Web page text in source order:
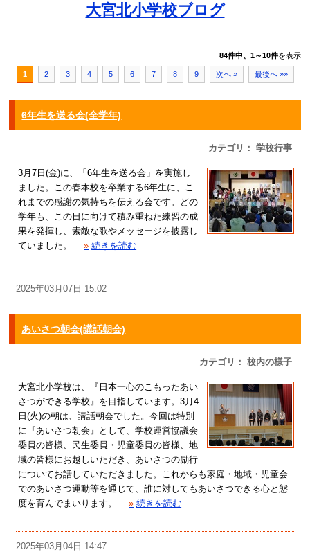
大宮北小学校ブログ
84件中、1～10件を表示
1 2 3 4 5 6 7 8 9 次へ » 最後へ »»
6年生を送る会(全学年)
カテゴリ： 学校行事
3月7日(金)に、「6年生を送る会」を実施し
ました。この春本校を卒業する6年生に、こ
れまでの感謝の気持ちを伝える会です。どの
学年も、この日に向けて積み重ねた練習の成
果を発揮し、素敵な歌やメッセージを披露し
ていました。
» 続きを読む
2025年03月07日 15:02
あいさつ朝会(講話朝会)
カテゴリ： 校内の様子
大宮北小学校は、『日本一心のこもったあい
さつができる学校』を目指しています。3月4
日(火)の朝は、講話朝会でした。今回は特別
に『あいさつ朝会』として、学校運営協議会
委員の皆様、民生委員・児童委員の皆様、地
域の皆様にお越しいただき、あいさつの励行
についてお話していただきました。これからも家庭・地域・児童会
でのあいさつ運動等を通じて、誰に対してもあいさつできる心と態
度を育んでまいります。
» 続きを読む
2025年03月04日 14:47